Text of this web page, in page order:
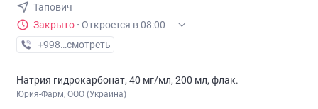
Тапович
Закрыто · Откроется в 08:00
+998 (78) XXX-XX-XX
смотреть
Натрия гидрокарбонат, 40 мг/мл, 200 мл, флак.
Юрия-Фарм, ООО (Украина)